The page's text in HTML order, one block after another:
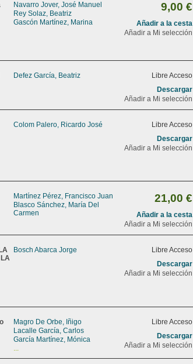
Navarro Jover, José Manuel
Rey Solaz, Beatriz
Gascón Martínez, Marina
9,00 €
Añadir a la cesta
Añadir a Mi selección
Defez García, Beatriz
Libre Acceso
Descargar
Añadir a Mi selección
Colom Palero, Ricardo José
Libre Acceso
Descargar
Añadir a Mi selección
Martínez Pérez, Francisco Juan
Blasco Sánchez, María Del
Carmen
21,00 €
Añadir a la cesta
Añadir a Mi selección
Bosch Abarca Jorge
Libre Acceso
Descargar
Añadir a Mi selección
Magro De Orbe, Iñigo
Lacalle García, Carlos
García Martínez, Mónica
...
Libre Acceso
Descargar
Añadir a Mi selección